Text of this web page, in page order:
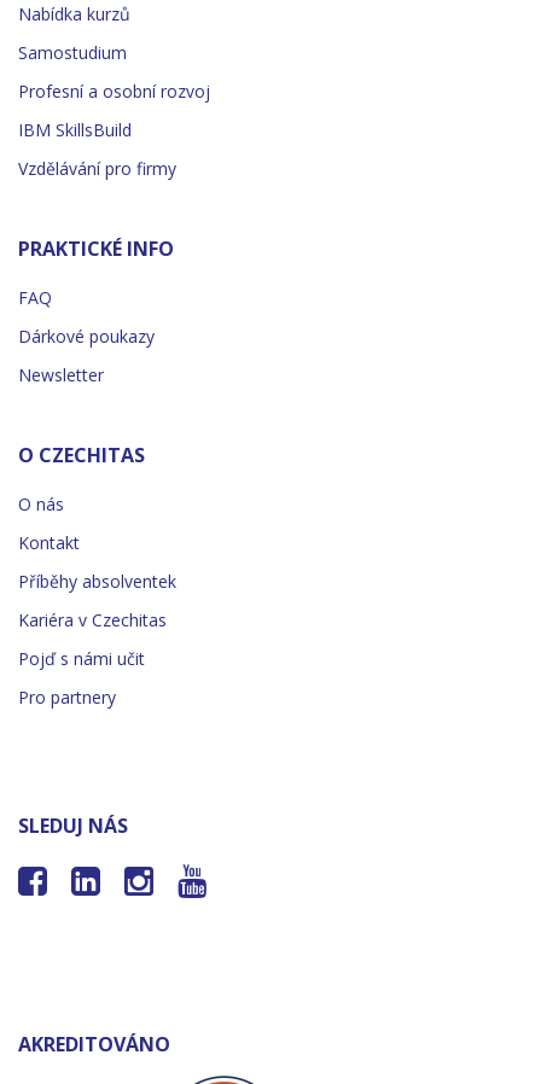
Nabídka kurzů
Samostudium
Profesní a osobní rozvoj
IBM SkillsBuild
Vzdělávání pro firmy
PRAKTICKÉ INFO
FAQ
Dárkové poukazy
Newsletter
O CZECHITAS
O nás
Kontakt
Příběhy absolventek
Kariéra v Czechitas
Pojď s námi učit
Pro partnery
SLEDUJ NÁS
   
AKREDITOVÁNO